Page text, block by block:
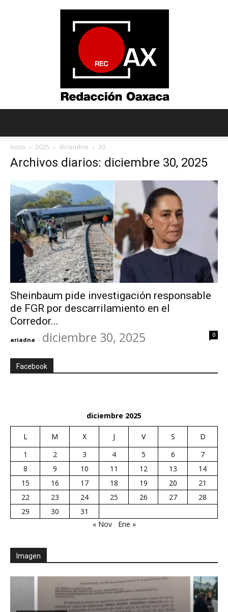
Inicio 2025 diciembre 30
Archivos diarios: diciembre 30, 2025
Sheinbaum pide investigación responsable
de FGR por descarrilamiento en el
Corredor...
ariadna - diciembre 30, 2025 0
Facebook
diciembre 2025
L M X J V S
D
1
2 3 4 5 6
7
8
9 10 11 12 13
14
15
16 17 18 19 20
21
22
23 24 25 26 27
28
29
30
31
« Nov
Ene »
Imagen